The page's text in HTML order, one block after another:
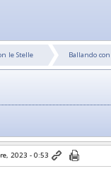
le Stelle Ballando
2023 - 0:53